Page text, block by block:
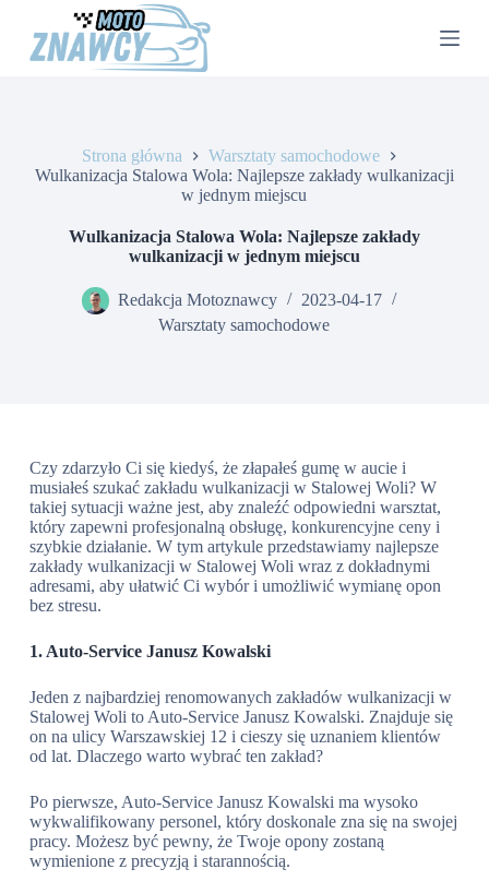
Strona główna
Warsztaty samochodowe
Wulkanizacja Stalowa Wola: Najlepsze zakłady wulkanizacji
w jednym miejscu
Wulkanizacja Stalowa Wola: Najlepsze zakłady
wulkanizacji w jednym miejscu
Redakcja Motoznawcy
2023-04-17
Warsztaty samochodowe
Czy zdarzyło Ci się kiedyś, że złapałeś gumę w aucie i
musiałeś szukać zakładu wulkanizacji w Stalowej Woli? W
takiej sytuacji ważne jest, aby znaleźć odpowiedni warsztat,
który zapewni profesjonalną obsługę, konkurencyjne ceny i
szybkie działanie. W tym artykule przedstawiamy najlepsze
zakłady wulkanizacji w Stalowej Woli wraz z dokładnymi
adresami, aby ułatwić Ci wybór i umożliwić wymianę opon
bez stresu.
1. Auto-Service Janusz Kowalski
Jeden z najbardziej renomowanych zakładów wulkanizacji w
Stalowej Woli to Auto-Service Janusz Kowalski. Znajduje się
on na ulicy Warszawskiej 12 i cieszy się uznaniem klientów
od lat. Dlaczego warto wybrać ten zakład?
Po pierwsze, Auto-Service Janusz Kowalski ma wysoko
wykwalifikowany personel, który doskonale zna się na swojej
pracy. Możesz być pewny, że Twoje opony zostaną
wymienione z precyzją i starannością.